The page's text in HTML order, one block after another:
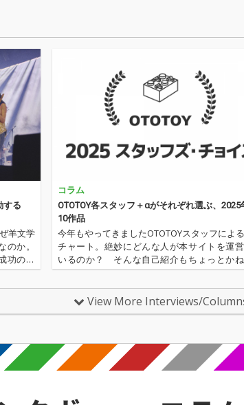
する
羊文学
か。
功のフ
ドは決
コラム
OTOTOY各スタッフ＋αがそれぞれ選ぶ、2025
10作品
今年もやってきましたOTOTOYスタッフによ
チャート。絶妙にどんな人が本サイトを運
いるのか？ そんな自己紹介もちょっとかね
ります。2025年は、それぞれなにを聴いて
ャートをお届けします…
View More Interviews/